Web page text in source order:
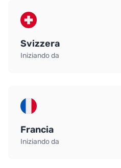
Svizzera
Iniziando da
Francia
Iniziando da